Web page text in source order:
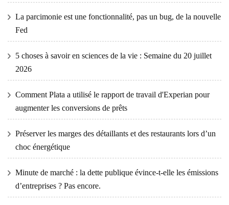
La parcimonie est une fonctionnalité, pas un bug, de la nouvelle
Fed
5 choses à savoir en sciences de la vie : Semaine du 20 juillet
2026
Comment Plata a utilisé le rapport de travail d'Experian pour
augmenter les conversions de prêts
Préserver les marges des détaillants et des restaurants lors d’un
choc énergétique
Minute de marché : la dette publique évince-t-elle les émissions
d’entreprises ? Pas encore.